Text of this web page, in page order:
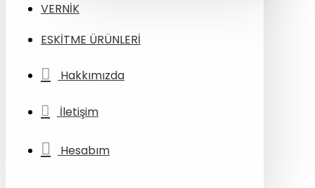
VERNİK
ESKİTME ÜRÜNLERİ
Hakkımızda
İletişim
Hesabım